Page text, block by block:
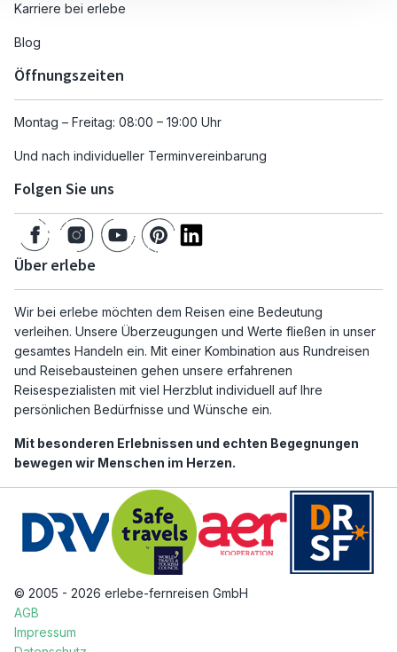
Karriere bei erlebe
Blog
Öffnungszeiten
Montag – Freitag: 08:00 – 19:00 Uhr
Und nach individueller Terminvereinbarung
Folgen Sie uns
Über erlebe
Wir bei erlebe möchten dem Reisen eine Bedeutung
verleihen. Unsere Überzeugungen und Werte fließen in unser
gesamtes Handeln ein. Mit einer Kombination aus Rundreisen
und Reisebausteinen gehen unsere erfahrenen
Reisespezialisten mit viel Herzblut individuell auf Ihre
persönlichen Bedürfnisse und Wünsche ein.
Mit besonderen Erlebnissen und echten Begegnungen
bewegen wir Menschen im Herzen.
© 2005 - 2026 erlebe-fernreisen GmbH
AGB
Impressum